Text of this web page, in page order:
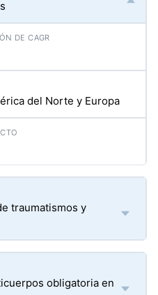
del Norte y Europa
traumatismos y
obligatoria en